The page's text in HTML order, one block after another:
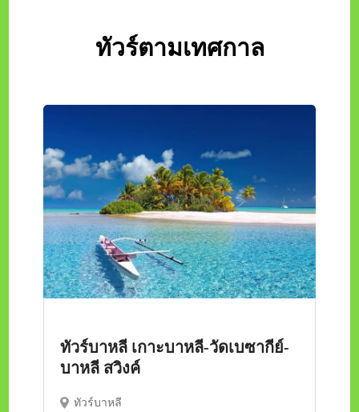
ทัวร์ตามเทศกาล
ทัวร์บาหลี เกาะบาหลี-วัดเบซากีย์-
บาหลี สวิงค์
ทัวร์บาหลี